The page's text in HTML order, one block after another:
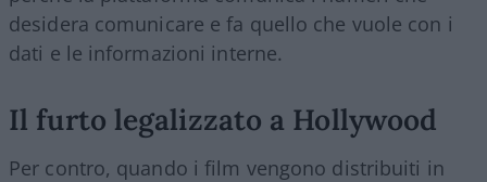
desidera comunicare e fa quello che vuole con i
dati e le informazioni interne.
Il furto legalizzato a Hollywood
Per contro, quando i film vengono distribuiti in